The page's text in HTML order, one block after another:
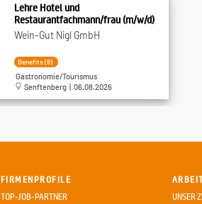
Lehre Hotel und
Restaurantfachmann/frau (m/w/d)
Wein-Gut Nigl GmbH
Benefits (8)
Gastronomie/Tourismus
Senftenberg | 06.08.2026
Bautechniker (m/w/d)
Benefits (12)
Gewerbliche Berufe/Handwerk
FIRMENPROFILE
TOP-JOB-PARTNER
UNSER